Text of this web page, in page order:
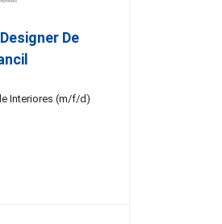
De
Interiores (m/f/d)